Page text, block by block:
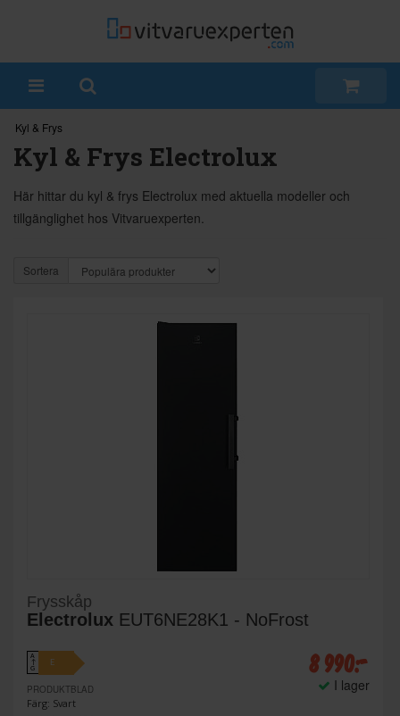
Kyl & Frys
Kyl & Frys Electrolux
Här hittar du kyl & frys Electrolux med aktuella modeller och
tillgänglighet hos Vitvaruexperten.
Sortera
Frysskåp
Electrolux EUT6NE28K1 - NoFrost
A
↑
G
E
PRODUKTBLAD
Färg: Svart
8 990:-
I lager